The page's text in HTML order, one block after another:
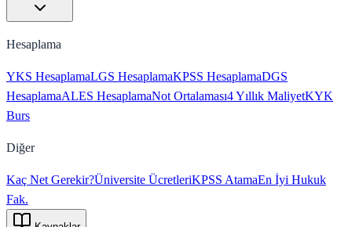
Hesaplama
YKS HesaplamaLGS HesaplamaKPSS HesaplamaDGS
HesaplamaALES HesaplamaNot Ortalaması4 Yıllık MaliyetKYK
Burs
Diğer
Kaç Net Gerekir?Üniversite ÜcretleriKPSS AtamaEn İyi Hukuk
Fak.